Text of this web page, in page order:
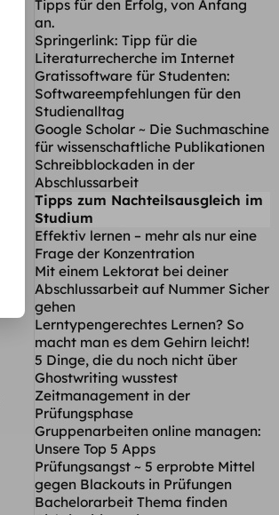
Tipps für den Erfolg, von Anfang
an.
Springerlink: Tipp für die
Literaturrecherche im Internet
Gratissoftware für Studenten:
Softwareempfehlungen für den
Studienalltag
Google Scholar ~ Die Suchmaschine
für wissenschaftliche Publikationen
Schreibblockaden in der
Abschlussarbeit
Tipps zum Nachteilsausgleich im
Studium
Effektiv lernen – mehr als nur eine
Frage der Konzentration
Mit einem Lektorat bei deiner
Abschlussarbeit auf Nummer Sicher
gehen
Lerntypengerechtes Lernen? So
macht man es dem Gehirn leicht!
5 Dinge, die du noch nicht über
Ghostwriting wusstest
Zeitmanagement in der
Prüfungsphase
Gruppenarbeiten online managen:
Unsere Top 5 Apps
Prüfungsangst ~ 5 erprobte Mittel
gegen Blackouts in Prüfungen
Bachelorarbeit Thema finden